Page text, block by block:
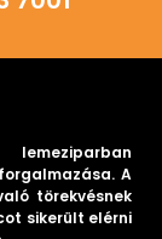
A
törekvésnek
sikerült elérni